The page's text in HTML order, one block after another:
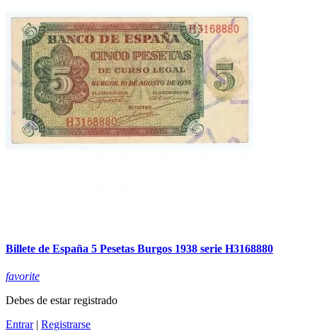
Billete de España 5 Pesetas Burgos 1938 serie H3168880
favorite
Debes de estar registrado
Entrar| Registrarse